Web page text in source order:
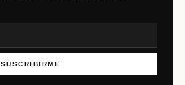
SUSCRIBIRME